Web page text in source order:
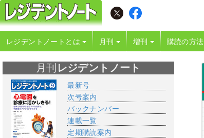
レジデントノートとは 月刊 増刊 購読の方法
月刊 レジデントノート
最新号
次号案内
バックナンバー
連載一覧
定期購読案内